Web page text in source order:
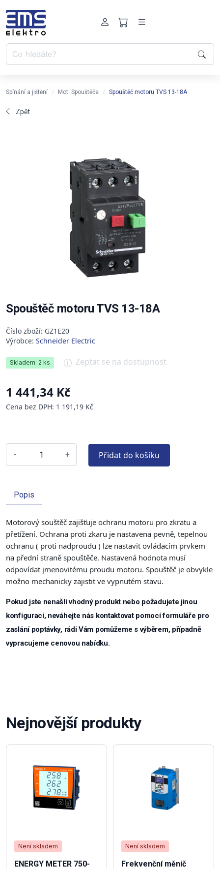
Spínání a jištění Mot. Spouštěče Spouštěč motoru TVS 13-18A
Zpět
Spouštěč motoru TVS 13-18A
Číslo zboží: GZ1E20
Výrobce: Schneider Electric
Skladem: 2 ks Zeptat se na dostupnost
1 441,34 Kč
Cena bez DPH: 1 191,19 Kč
- + Přidat do košíku
Popis
Motorový souštěč zajišťuje ochranu motoru pro zkratu a
přetížení. Ochrana proti zkaru je nastavena pevně, tepelnou
ochranu ( proti nadproudu ) lze nastavit ovládacím prvkem
na přední straně spouštěče. Nastavená hodnota musí
odpovídat jmenovitému proudu motoru. Spouštěč je obvykle
možno mechanicky zajistit ve vypnutém stavu.
Pokud jste nenašli vhodný produkt nebo požadujete jinou
konfiguraci, neváhejte nás kontaktovat pomocí formuláře pro
zaslání poptávky, rádi Vám pomůžeme s výběrem, případně
vypracujeme cenovou nabídku.
Nejnovější produkty
Není skladem
ENERGY METER 750-
Není skladem
Frekvenční měnič